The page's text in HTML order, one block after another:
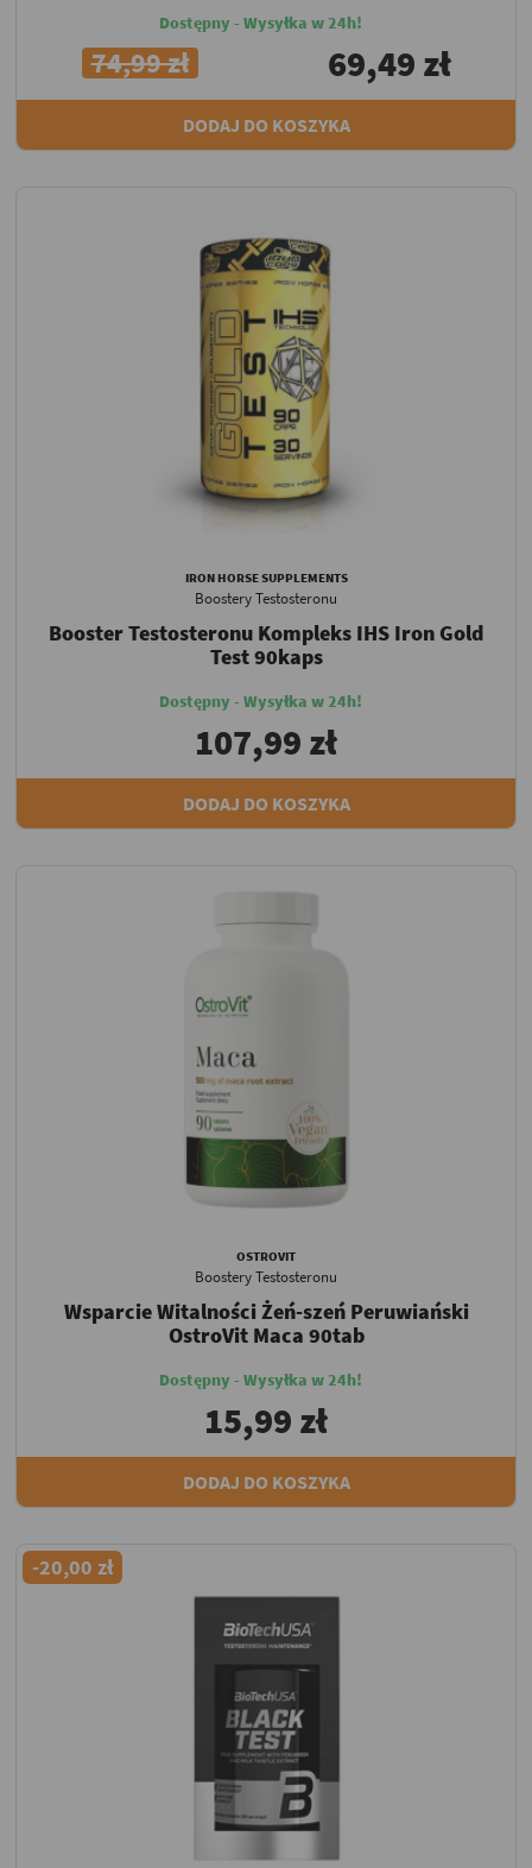
Dostępny - Wysyłka w 24h!
74,99 zł 69,49 zł
DODAJ DO KOSZYKA
IRON HORSE SUPPLEMENTS
Boostery Testosteronu
Booster Testosteronu Kompleks IHS Iron Gold
Test 90kaps
Dostępny - Wysyłka w 24h!
107,99 zł
DODAJ DO KOSZYKA
OSTROVIT
Boostery Testosteronu
Wsparcie Witalności Żeń-szeń Peruwiański
OstroVit Maca 90tab
Dostępny - Wysyłka w 24h!
15,99 zł
DODAJ DO KOSZYKA
-20,00 zł